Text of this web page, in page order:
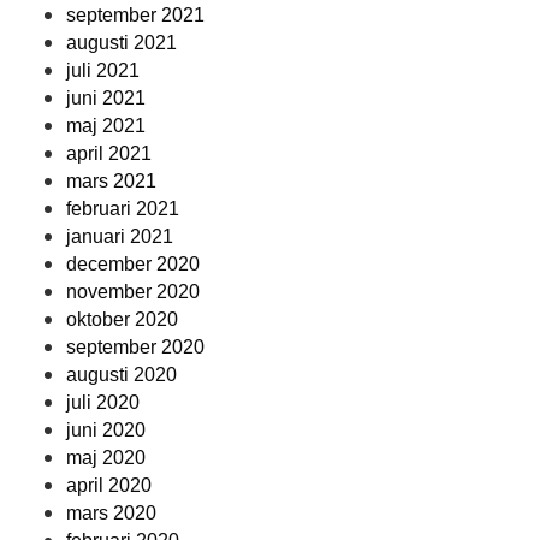
september 2021
augusti 2021
juli 2021
juni 2021
maj 2021
april 2021
mars 2021
februari 2021
januari 2021
december 2020
november 2020
oktober 2020
september 2020
augusti 2020
juli 2020
juni 2020
maj 2020
april 2020
mars 2020